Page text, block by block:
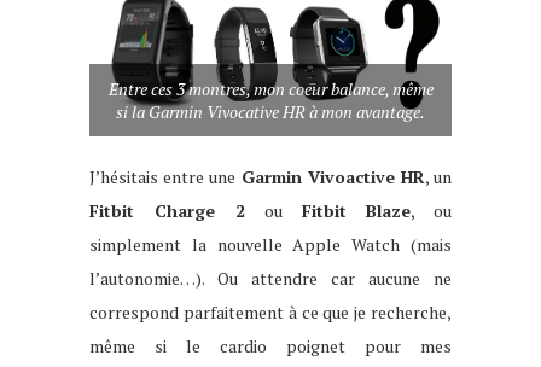
Entre ces 3 montres, mon coeur balance, même
si la Garmin Vivocative HR à mon avantage.
J’hésitais entre une Garmin Vivoactive HR, un
Fitbit Charge 2 ou Fitbit Blaze, ou
simplement la nouvelle Apple Watch (mais
l’autonomie…). Ou attendre car aucune ne
correspond parfaitement à ce que je recherche,
même si le cardio poignet pour mes